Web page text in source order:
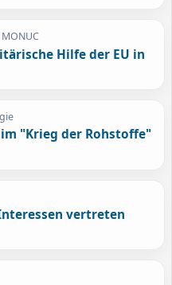
Hilfe der EU in
"Krieg der Rohstoffe"
vertreten